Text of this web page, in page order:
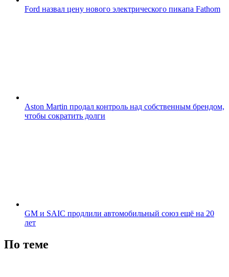
Ford назвал цену нового электрического пикапа Fathom
Aston Martin продал контроль над собственным брендом,
чтобы сократить долги
GM и SAIC продлили автомобильный союз ещё на 20
лет
По теме